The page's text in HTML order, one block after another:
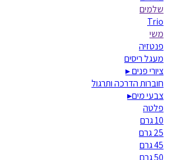
שלמים
Trio
משי
פנטזיה
מעגל ריסים
ציורי פנים▸
חוברות הדרכה ותרגול
צבעי מים▸
פלטה
10 גרם
25 גרם
45 גרם
50 גרם